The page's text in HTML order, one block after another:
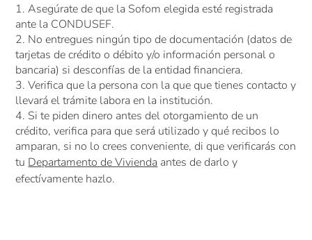
Asegúrate de que la Sofom elegida esté registrada
ante la CONDUSEF.
No entregues ningún tipo de documentación (datos de
tarjetas de crédito o débito y/o información personal o
bancaria) si desconfías de la entidad financiera.
Verifica que la persona con la que que tienes contacto y
llevará el trámite labora en la institución.
Si te piden dinero antes del otorgamiento de un
crédito, verifica para que será utilizado y qué recibos lo
amparan, si no lo crees conveniente, di que verificarás con
tu Departamento de Vivienda antes de darlo y
efectívamente hazlo.